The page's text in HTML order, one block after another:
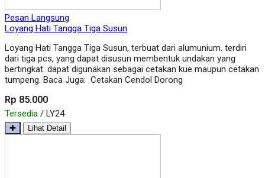
Pesan Langsung
Loyang Hati Tangga Tiga Susun
Loyang Hati Tangga Tiga Susun, terbuat dari alumunium. terdiri
dari tiga pcs, yang dapat disusun membentuk undakan yang
bertingkat. dapat digunakan sebagai cetakan kue maupun cetakan
tumpeng. Baca Juga: Cetakan Cendol Dorong
Rp 85.000
Tersedia / LY24
✚ Lihat Detail